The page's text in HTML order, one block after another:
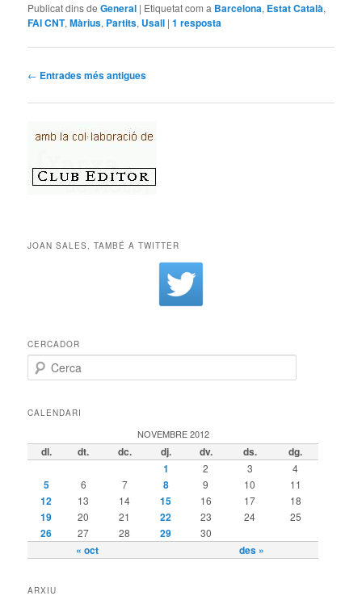
Publicat dins de General | Etiquetat com a Barcelona, Estat Català,
FAI CNT,Màrius, Partits, Usall |1 resposta
Navegació per les entrades
← Entrades més antigues
JOAN SALES, TAMBÉ A TWITTER
CERCADOR
Cerca
CALENDARI
NOVEMBRE 2012
dl. dt. dc. dj. dv. ds. dg.
« oct des »
1 2 3 4
5 6 7 8 9 10 11
12 13 14 15 16 17 18
19 20 21 22 23 24 25
26 27 28 29 30
ARXIU